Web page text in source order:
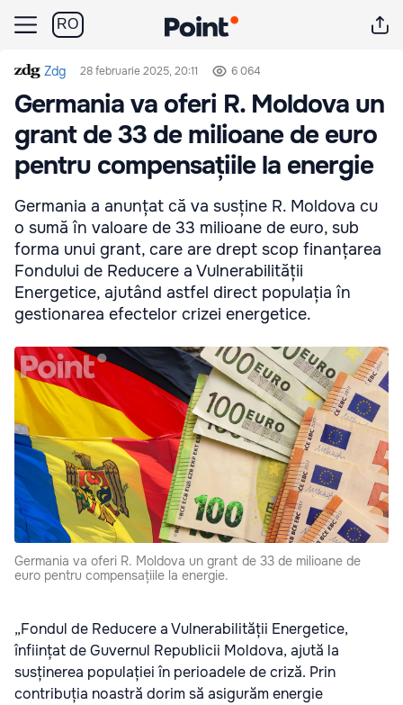
RO
Zdg 28 februarie 2025, 20:11 6 064
Germania va oferi R. Moldova un
grant de 33 de milioane de euro
pentru compensațiile la energie
Germania a anunțat că va susține R. Moldova cu
o sumă în valoare de 33 milioane de euro, sub
forma unui grant, care are drept scop finanțarea
Fondului de Reducere a Vulnerabilității
Energetice, ajutând astfel direct populația în
gestionarea efectelor crizei energetice.
Germania va oferi R. Moldova un grant de 33 de milioane de
euro pentru compensațiile la energie.
„Fondul de Reducere a Vulnerabilității Energetice,
înființat de Guvernul Republicii Moldova, ajută la
susținerea populației în perioadele de criză. Prin
contribuția noastră dorim să asigurăm energie